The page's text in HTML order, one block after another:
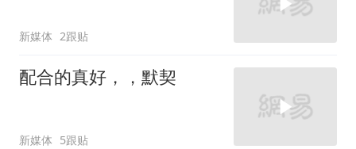
新媒体 2跟贴
配合的真好，，默契
新媒体 5跟贴